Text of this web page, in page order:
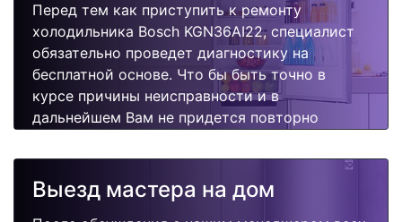
Перед тем как приступить к ремонту
холодильника Bosch KGN36AI22, специалист
обязательно проведет диагностику на
бесплатной основе. Что бы быть точно в
курсе причины неисправности и в
дальнейшем Вам не придется повторно
поломок.
Выезд мастера на дом